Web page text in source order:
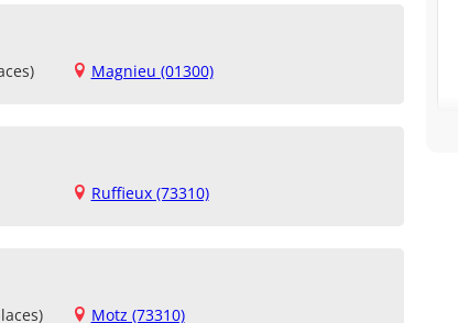
Magnieu (01300)
Ruffieux (73310)
Motz (73310)